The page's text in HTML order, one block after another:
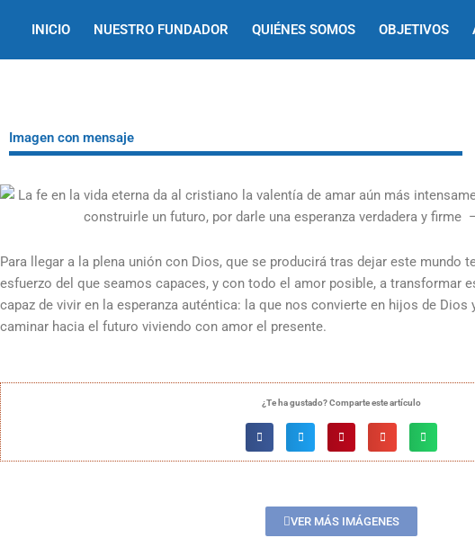
INICIO NUESTRO FUNDADOR QUIÉNES SOMOS OBJETIVOS
Imagen con mensaje
Para llegar a la plena unión con Dios, que se producirá tras dejar este mundo
esfuerzo del que seamos capaces, y con todo el amor posible, a transformar
capaz de vivir en la esperanza auténtica: la que nos convierte en hijos de Dios
caminar hacia el futuro viviendo con amor el presente.
¿Te ha gustado? Comparte este artículo
VER MÁS IMÁGENES